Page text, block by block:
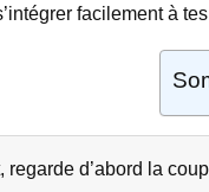
facilement à
regarde d’abord la